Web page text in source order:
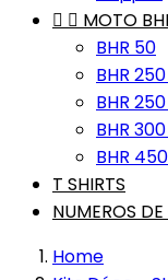
  MOTO
BHR 50
BHR
BHR 250
BHR 300
BHR
T SHIRTS
NUMEROS
Home